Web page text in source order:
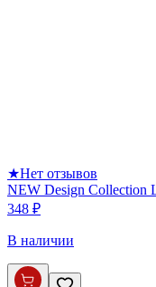
★Нет отзывов
NEW Design Collection
348 ₽
В наличии